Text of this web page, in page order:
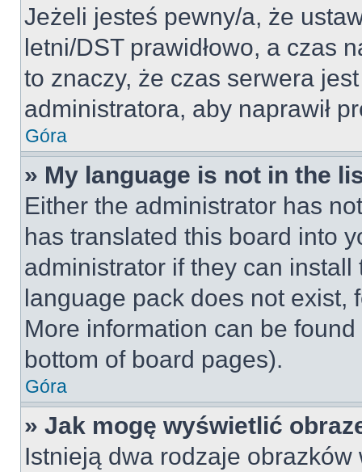
Jeżeli jesteś pewny/a, że
letni/DST prawidłowo, a czas
to znaczy, że czas serwera
administratora, aby naprawił
Góra
» My language is not in the
Either the administrator has
has translated this board into
administrator if they can
language pack does not exist,
More information can be
bottom of board pages).
Góra
» Jak mogę wyświetlić
Istnieją dwa rodzaje